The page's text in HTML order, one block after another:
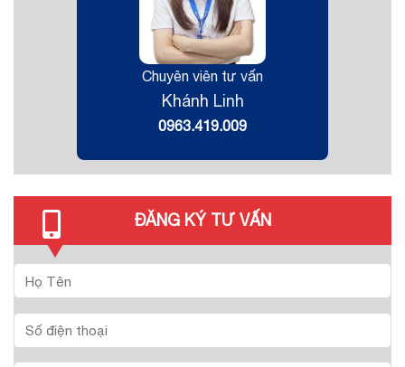
Chuyên viên tư vấn
Khánh Linh
0963.419.009
ĐĂNG KÝ TƯ VẤN